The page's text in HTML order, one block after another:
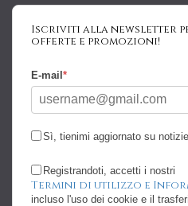
Iscriviti alla newsletter
offerte e promozioni!
E-mail *
Sì, tienimi aggiornato su
Registrandoti, accetti i nostri
Termini di utilizzo e
incluso l'uso dei cookie e il